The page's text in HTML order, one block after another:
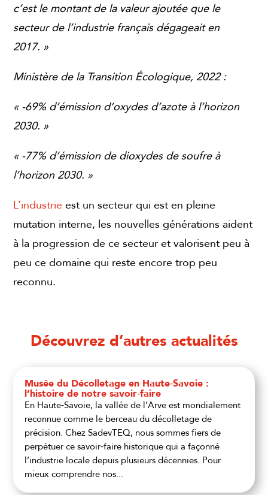
c’est le montant de la valeur ajoutée que le
secteur de l’industrie français dégageait en
2017. »
Ministère de la Transition Écologique, 2022 :
« -69% d’émission d’oxydes d’azote à l’horizon
2030. »
« -77% d’émission de dioxydes de soufre à
l’horizon 2030. »
L’industrie est un secteur qui est en pleine
mutation interne, les nouvelles générations aident
à la progression de ce secteur et valorisent peu à
peu ce domaine qui reste encore trop peu
reconnu.
Découvrez d’autres actualités
Musée du Décolletage en Haute‑Savoie :
l’histoire de notre savoir‑faire
En Haute‑Savoie, la vallée de l’Arve est mondialement
reconnue comme le berceau du décolletage de
précision. Chez SadevTEQ, nous sommes fiers de
perpétuer ce savoir‑faire historique qui a façonné
l’industrie locale depuis plusieurs décennies. Pour
mieux comprendre nos...